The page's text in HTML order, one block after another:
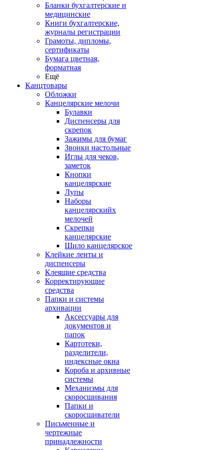
Бланки бухгалтерские и
медицинские
Книги бухгалтерские,
журналы регистрации
Грамоты, дипломы,
сертификаты
Бумага цветная,
форматная
Ещё
Канцтовары
Обложки
Канцелярские мелочи
Булавки
Диспенсеры для
скрепок
Зажимы для бумаг
Звонки настольные
Иглы для чеков,
заметок
Кнопки
канцелярские
Лупы
Наборы
канцелярскийх
мелочей
Скрепки
канцелярские
Шило канцелярское
Клейкие ленты и
диспенсеры
Клеящие средства
Корректирующие
средства
Папки и системы
архивации
Аксессуары для
документов и
папок
Картотеки,
разделители,
индексные окна
Короба и архивные
системы
Механизмы для
скоросшивания
Папки и
скоросшиватели
Письменные и
чертежные
принадлежности